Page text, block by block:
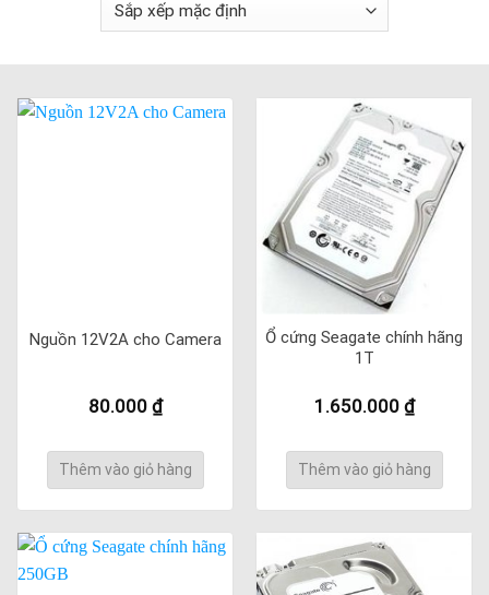
Nguồn 12V2A cho Camera
80.000 ₫
Thêm vào giỏ hàng
Ổ cứng Seagate chính hãng
1T
1.650.000 ₫
Thêm vào giỏ hàng